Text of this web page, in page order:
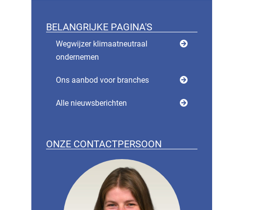
BELANGRIJKE PAGINA'S
Wegwijzer klimaatneutraal
ondernemen
Ons aanbod voor branches
Alle nieuwsberichten
ONZE CONTACTPERSOON